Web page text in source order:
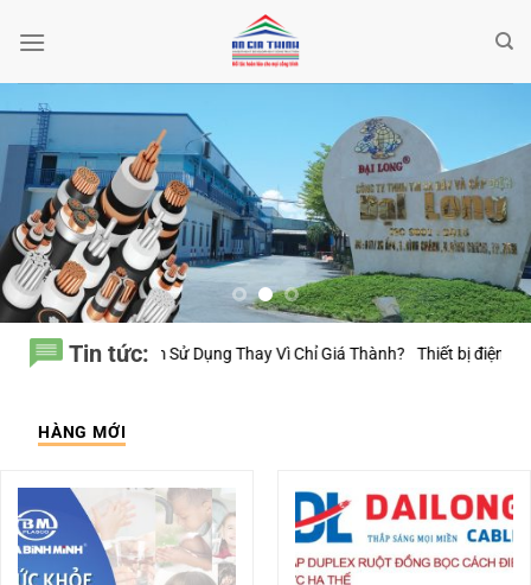
qua
dung
Tin tức:
Thay Vì Chỉ Giá Thành? Thiết bị điện Nanoco – Vì sao những công
HÀNG MỚI